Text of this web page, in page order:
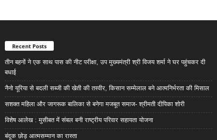
Recent Posts
तीन बहनों ने एक साथ पास की नीट परीक्षा, उप मुख्यमंत्री श्री विजय शर्मा ने घर पहुंचकर दी
बधाई
नैनो यूरिया से बदली सब्जी की खेती की तस्वीर, किसान सम्मेलाल बने आत्मनिर्भरता की मिसाल
सशक्त महिला और जागरूक बालिका से बनेगा मजबूत समाज- श्रीमती दीपिका शोरी
विशेष आलेख : मुसीबत में संबल बनी राष्ट्रीय परिवार सहायता योजना
बंदूक छोड़ आत्मसम्मान का रास्ता